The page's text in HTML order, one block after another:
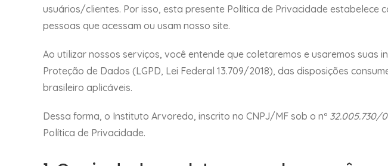
usuários/clientes. Por isso, esta presente Política de Privacidade
pessoas que acessam ou usam nosso site.
Ao utilizar nossos serviços, você entende que coletaremos e usaremos
Proteção de Dados (LGPD, Lei Federal 13.709/2018), das disposições
brasileiro aplicáveis.
Dessa forma, o Instituto Arvoredo, inscrito no CNPJ/MF sob o nº 32.005.730/
Política de Privacidade.